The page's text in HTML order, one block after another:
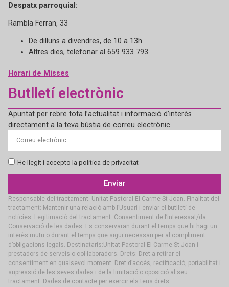
Despatx parroquial:
Rambla Ferran, 33
De dilluns a divendres, de 10 a 13h
Altres dies, telefonar al 659 933 793
Horari de Misses
Butlletí electrònic
Apuntat per rebre tota l’actualitat i informació d’interès
directament a la teva bústia de correu electrònic
He llegit i accepto la política de privacitat
Enviar
Responsable del tractament: Unitat Pastoral El Carme St Joan. Finalitat del
tractament: Mantenir una relació amb l’Usuari i enviar el butlletí de
notícies. Legitimació del tractament: Consentiment de l’interessat/da.
Conservació de les dades: Es conservaran durant el temps que hi hagi un
interès mutu o durant el temps que sigui necessari per al compliment
d’obligacions legals. Destinataris:Unitat Pastoral El Carme St Joan i
prestadors de serveis o col·laboradors. Drets: Dret a retirar el
consentiment en qualsevol moment. Dret d’accés, rectificació, portabilitat i
supressió de les seves dades i de la limitació o oposició al seu
tractament. Dades de contacte per exercir els teus drets: